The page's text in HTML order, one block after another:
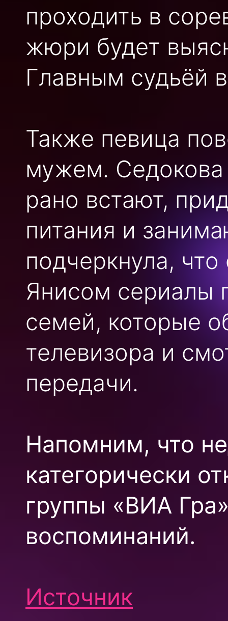
проходить в
жюри будет
Главным судьёй
Также певица
мужем. Седокова
рано встают,
питания и
подчеркнула,
Янисом сериалы
семей, которые
телевизора и
передачи.
Напомним, что
категорически
группы «ВИА
воспоминаний.
Источник